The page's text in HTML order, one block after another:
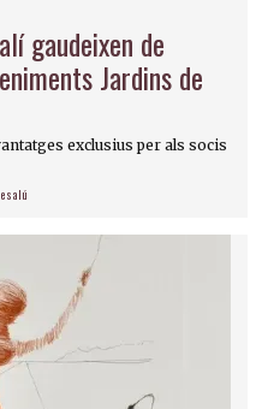
gaudeixen de
Jardins de
exclusius per als socis